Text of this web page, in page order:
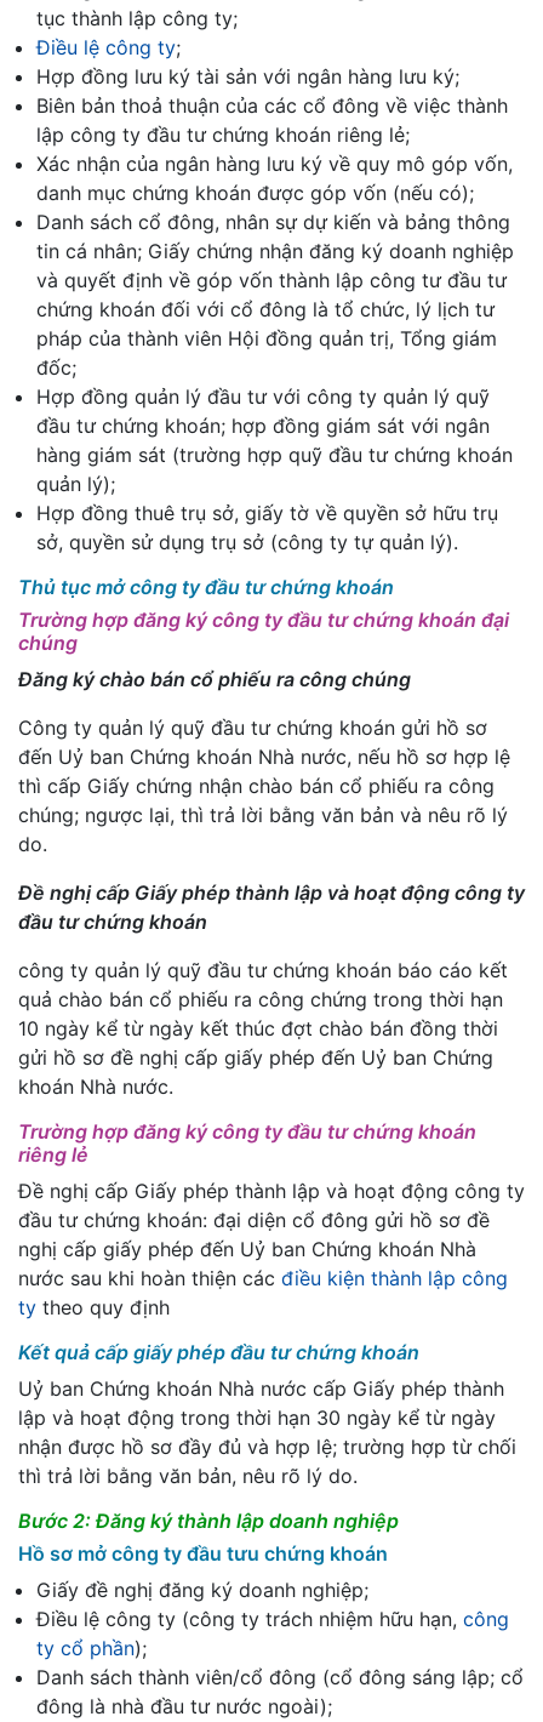
tục thành lập công ty;
Điều lệ công ty;
Hợp đồng lưu ký tài sản với ngân hàng lưu ký;
Biên bản thoả thuận của các cổ đông về việc thành
lập công ty đầu tư chứng khoán riêng lẻ;
Xác nhận của ngân hàng lưu ký về quy mô góp vốn,
danh mục chứng khoán được góp vốn (nếu có);
Danh sách cổ đông, nhân sự dự kiến và bảng thông
tin cá nhân; Giấy chứng nhận đăng ký doanh nghiệp
và quyết định về góp vốn thành lập công tư đầu tư
chứng khoán đối với cổ đông là tổ chức, lý lịch tư
pháp của thành viên Hội đồng quản trị, Tổng giám
đốc;
Hợp đồng quản lý đầu tư với công ty quản lý quỹ
đầu tư chứng khoán; hợp đồng giám sát với ngân
hàng giám sát (trường hợp quỹ đầu tư chứng khoán
quản lý);
Hợp đồng thuê trụ sở, giấy tờ về quyền sở hữu trụ
sở, quyền sử dụng trụ sở (công ty tự quản lý).
Thủ tục mở công ty đầu tư chứng khoán
Trường hợp đăng ký công ty đầu tư chứng khoán đại
chúng
Đăng ký chào bán cổ phiếu ra công chúng
Công ty quản lý quỹ đầu tư chứng khoán gửi hồ sơ
đến Uỷ ban Chứng khoán Nhà nước, nếu hồ sơ hợp lệ
thì cấp Giấy chứng nhận chào bán cổ phiếu ra công
chúng; ngược lại, thì trả lời bằng văn bản và nêu rõ lý
do.
Đề nghị cấp Giấy phép thành lập và hoạt động công ty
đầu tư chứng khoán
công ty quản lý quỹ đầu tư chứng khoán báo cáo kết
quả chào bán cổ phiếu ra công chứng trong thời hạn
10 ngày kể từ ngày kết thúc đợt chào bán đồng thời
gửi hồ sơ đề nghị cấp giấy phép đến Uỷ ban Chứng
khoán Nhà nước.
Trường hợp đăng ký công ty đầu tư chứng khoán
riêng lẻ
Đề nghị cấp Giấy phép thành lập và hoạt động công ty
đầu tư chứng khoán: đại diện cổ đông gửi hồ sơ đề
nghị cấp giấy phép đến Uỷ ban Chứng khoán Nhà
nước sau khi hoàn thiện các điều kiện thành lập công
ty theo quy định
Kết quả cấp giấy phép đầu tư chứng khoán
Uỷ ban Chứng khoán Nhà nước cấp Giấy phép thành
lập và hoạt động trong thời hạn 30 ngày kể từ ngày
nhận được hồ sơ đầy đủ và hợp lệ; trường hợp từ chối
thì trả lời bằng văn bản, nêu rõ lý do.
Bước 2: Đăng ký thành lập doanh nghiệp
Hồ sơ mở công ty đầu tưu chứng khoán
Giấy đề nghị đăng ký doanh nghiệp;
Điều lệ công ty (công ty trách nhiệm hữu hạn, công
ty cổ phần);
Danh sách thành viên/cổ đông (cổ đông sáng lập; cổ
đông là nhà đầu tư nước ngoài);